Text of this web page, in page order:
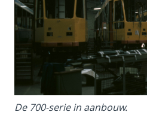
De 700-serie in aanbouw.